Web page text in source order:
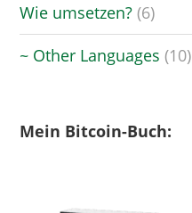
Wie umsetzen? (6)
~ Other Languages (10)
Mein Bitcoin-Buch: